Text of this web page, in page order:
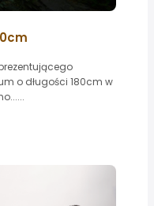
o długości 180cm w